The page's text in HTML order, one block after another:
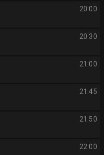
20:00
20:30
21:00
21:45
21:50
22:00